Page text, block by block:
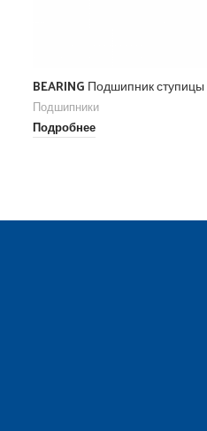
BEARING Подшипник
Подшипники
Подробнее